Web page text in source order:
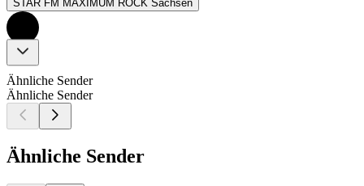
STAR FM MAXIMUM ROCK Sachsen
Ähnliche Sender
Ähnliche Sender
Ähnliche Sender